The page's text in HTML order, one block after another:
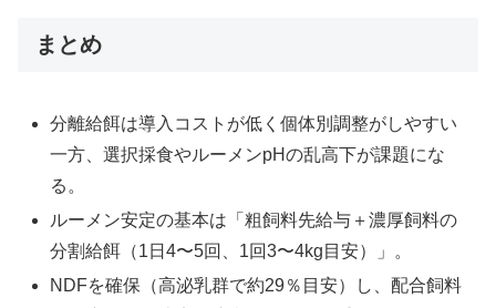
まとめ
分離給餌は導入コストが低く個体別調整がしやすい
一方、選択採食やルーメンpHの乱高下が課題にな
る。
ルーメン安定の基本は「粗飼料先給与＋濃厚飼料の
分割給餌（1日4〜5回、1回3〜4kg目安）」。
NDFを確保（高泌乳群で約29％目安）し、配合飼料